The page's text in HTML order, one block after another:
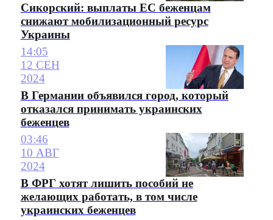
Сикорский: выплаты ЕС беженцам
снижают мобилизационный ресурс
Украины
14:05
12 СЕН
2024
В Германии объявился город, который
отказался принимать украинских
беженцев
03:46
10 АВГ
2024
В ФРГ хотят лишить пособий не
желающих работать, в том числе
украинских беженцев